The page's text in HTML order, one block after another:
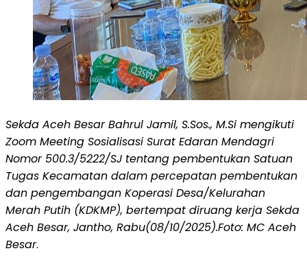
Sekda Aceh Besar Bahrul Jamil, S.Sos., M.Si mengikuti
Zoom Meeting Sosialisasi Surat Edaran Mendagri
Nomor 500.3/5222/SJ tentang pembentukan Satuan
Tugas Kecamatan dalam percepatan pembentukan
dan pengembangan Koperasi Desa/Kelurahan
Merah Putih (KDKMP), bertempat diruang kerja Sekda
Aceh Besar, Jantho, Rabu(08/10/2025).Foto: MC Aceh
Besar.